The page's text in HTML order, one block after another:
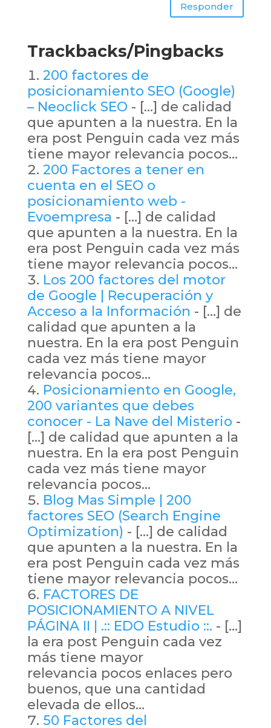
Responder
Trackbacks/Pingbacks
200 factores de
posicionamiento SEO (Google)
– Neoclick SEO - […] de calidad
que apunten a la nuestra. En la
era post Penguin cada vez más
tiene mayor relevancia pocos…
200 Factores a tener en
cuenta en el SEO o
posicionamiento web -
Evoempresa - […] de calidad
que apunten a la nuestra. En la
era post Penguin cada vez más
tiene mayor relevancia pocos…
Los 200 factores del motor
de Google | Recuperación y
Acceso a la Información - […] de
calidad que apunten a la
nuestra. En la era post Penguin
cada vez más tiene mayor
relevancia pocos…
Posicionamiento en Google,
200 variantes que debes
conocer - La Nave del Misterio -
[…] de calidad que apunten a la
nuestra. En la era post Penguin
cada vez más tiene mayor
relevancia pocos…
Blog Mas Simple | 200
factores SEO (Search Engine
Optimization) - […] de calidad
que apunten a la nuestra. En la
era post Penguin cada vez más
tiene mayor relevancia pocos…
FACTORES DE
POSICIONAMIENTO A NIVEL
PÁGINA II | .:: EDO Estudio ::. - […]
la era post Penguin cada vez
más tiene mayor
relevancia pocos enlaces pero
buenos, que una cantidad
elevada de ellos…
50 Factores del